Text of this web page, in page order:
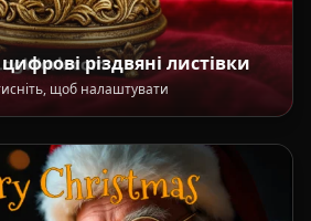
різдвяні листівки
щоб налаштувати